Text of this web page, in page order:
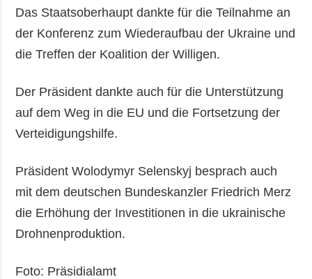
Das Staatsoberhaupt dankte für die Teilnahme an
der Konferenz zum Wiederaufbau der Ukraine und
die Treffen der Koalition der Willigen.
Der Präsident dankte auch für die Unterstützung
auf dem Weg in die EU und die Fortsetzung der
Verteidigungshilfe.
Präsident Wolodymyr Selenskyj besprach auch
mit dem deutschen Bundeskanzler Friedrich Merz
die Erhöhung der Investitionen in die ukrainische
Drohnenproduktion.
Foto: Präsidialamt